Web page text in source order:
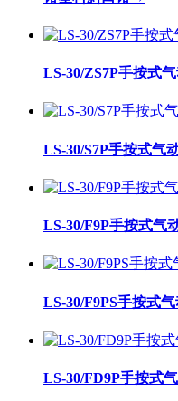
LS-30/ZS7P手按式
LS-30/S7P手按式气
LS-30/F9P手按式气
LS-30/F9PS手按式
LS-30/FD9P手按式